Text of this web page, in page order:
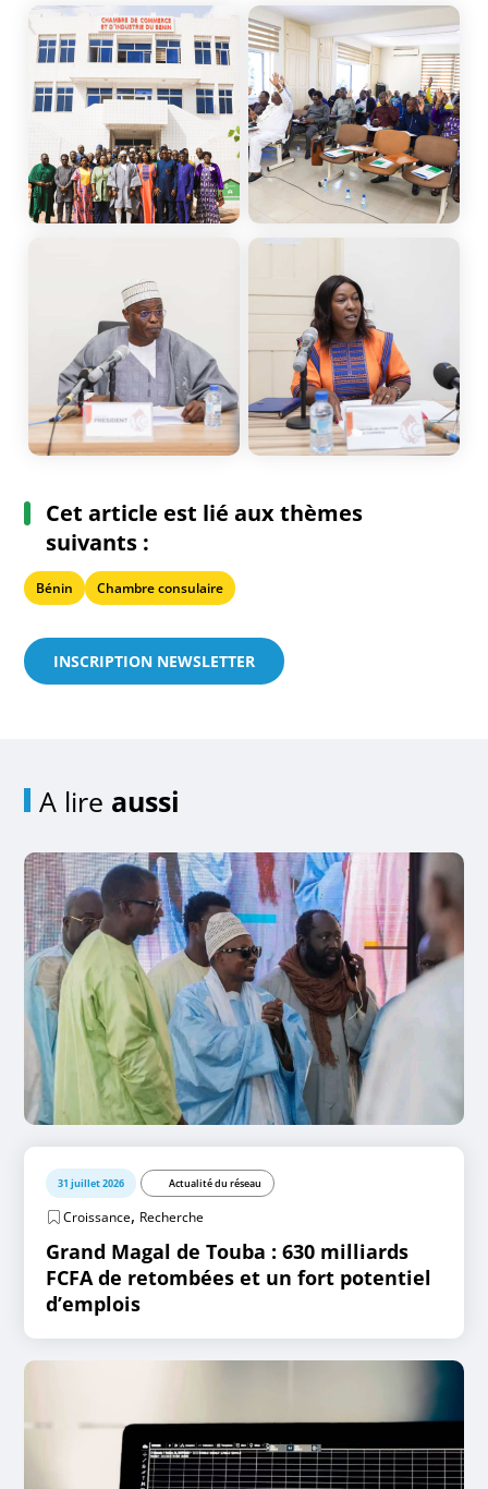
Cet article est lié aux thèmes
suivants :
Bénin Chambre consulaire
INSCRIPTION NEWSLETTER
A lire aussi
31 juillet 2026 Actualité du réseau
Croissance, Recherche
Grand Magal de Touba : 630 milliards
FCFA de retombées et un fort potentiel
d’emplois